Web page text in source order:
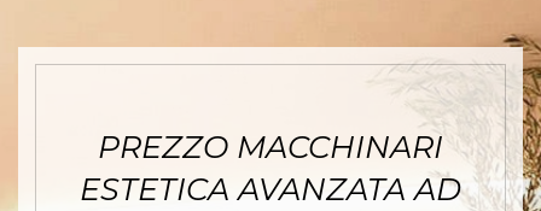
PREZZO MACCHINARI
ESTETICA AVANZATA AD